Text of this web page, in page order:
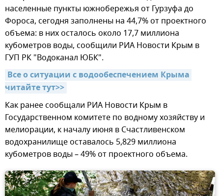
населенные пункты южнобережья от Гурзуфа до
Фороса, сегодня заполнены на 44,7% от проектного
объема: в них осталось около 17,7 миллиона
кубометров воды, сообщили РИА Новости Крым в
ГУП РК "Водоканал ЮБК".
Все о ситуации с водообеспечением Крыма
читайте тут>>
Как ранее сообщали РИА Новости Крым в
Государственном комитете по водному хозяйству и
мелиорации, к началу июня в Счастливенском
водохранилище оставалось 5,829 миллиона
кубометров воды – 49% от проектного объема.